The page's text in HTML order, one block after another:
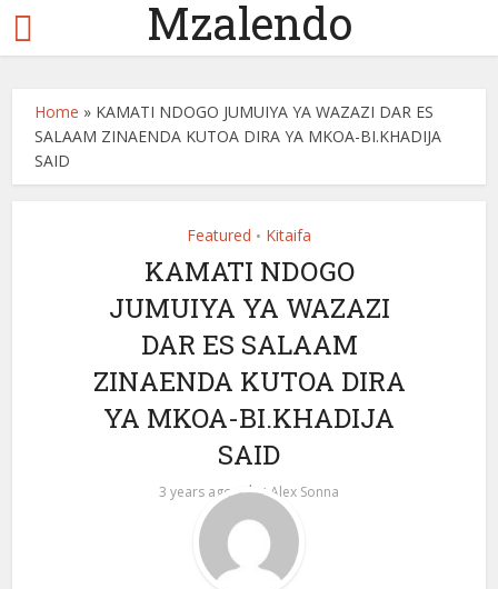
Mzalendo
Home » KAMATI NDOGO JUMUIYA YA WAZAZI DAR ES
SALAAM ZINAENDA KUTOA DIRA YA MKOA-BI.KHADIJA
SAID
Featured • Kitaifa
KAMATI NDOGO
JUMUIYA YA WAZAZI
DAR ES SALAAM
ZINAENDA KUTOA DIRA
YA MKOA-BI.KHADIJA
SAID
3 years ago by Alex Sonna